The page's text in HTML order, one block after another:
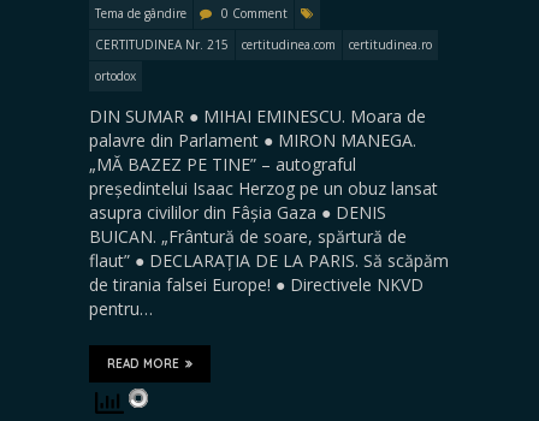
Tema de gândire
0 Comment
CERTITUDINEA Nr. 215
certitudinea.com
certitudinea.ro
ortodox
DIN SUMAR ● MIHAI EMINESCU. Moara de
palavre din Parlament ● MIRON MANEGA.
„MĂ BAZEZ PE TINE” – autograful
președintelui Isaac Herzog pe un obuz lansat
asupra civililor din Fâșia Gaza ● DENIS
BUICAN. „Frântură de soare, spărtură de
flaut” ● DECLARAȚIA DE LA PARIS. Să scăpăm
de tirania falsei Europe! ● Directivele NKVD
pentru…
READ MORE